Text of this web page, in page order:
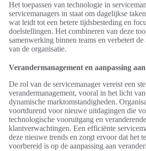
Het toepassen van technologie in
servicemanagers in staat om dagelijkse
wat leidt tot een betere tijdsbesteding en
doelstellingen. Het combineren van deze
samenwerking binnen teams en verbetert de
van de organisatie.
Verandermanagement en aanpassing
De rol van de servicemanager vereist een
verandermanagement, vooral in het licht
dynamische marktomstandigheden.
voortdurend voor nieuwe uitdagingen die
technologische vooruitgang en veranderende
klantverwachtingen. Een efficiënte
deze nieuwe trends en zorgt ervoor dat het
voorbereid is op de aanpassing aan